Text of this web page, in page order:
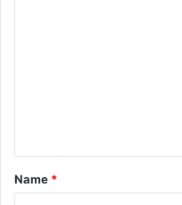
t
*
Name *